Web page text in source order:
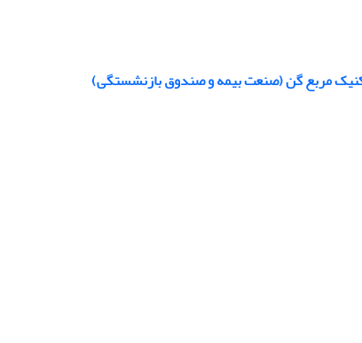
مربع گن (صنعت بیمه و صندوق بازنشستگی)